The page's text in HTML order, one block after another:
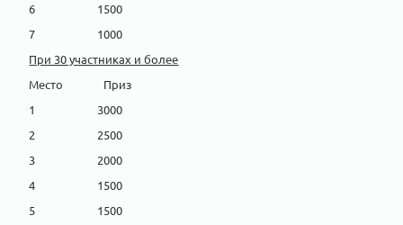
6 1500
7 1000
При 30 участниках и более
Место Приз
1 3000
2 2500
3 2000
4 1500
5 1500